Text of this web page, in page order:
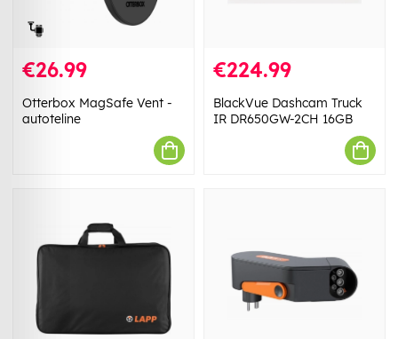
€26.99
Otterbox MagSafe Vent -
autoteline
€224.99
BlackVue Dashcam Truck
IR DR650GW-2CH 16GB